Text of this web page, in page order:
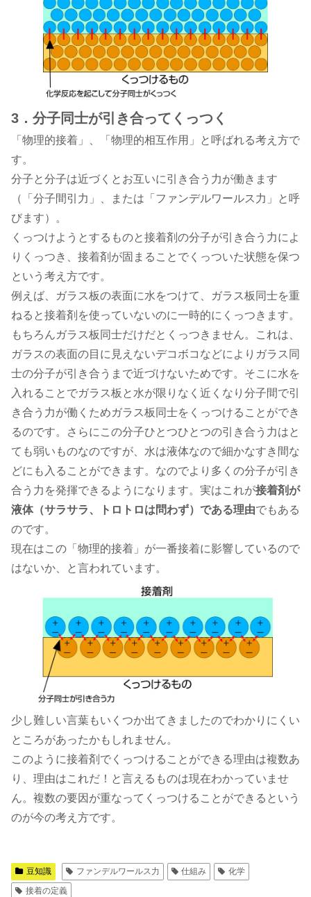
3．分子同士が引き合ってくっつく
「物理的接着」、「物理的相互作用」と呼ばれる考え方で
す。
分子と分子は近づくとお互いに引き合う力が働きます
（「分子間引力」、または「ファンデルワールス力」と呼
びます）。
くっつけようとするものと接着剤の分子が引き合う力によ
りくっつき、接着剤が固まることでくっついた状態を保つ
という考え方です。
例えば、ガラス板の表面に水をつけて、ガラス板同士を重
ねると接着剤を使っていないのに一時的にくっつきます。
もちろんガラス板同士だけだとくっつきません。これは、
ガラスの表面の目に見えないデコボコなどによりガラス同
士の分子が引き合うまで近づけないためです。そこに水を
入れることでガラス板と水が限りなく近くなり分子間で引
き合う力が働くためガラス板同士をくっつけることができ
るのです。さらにこの分子ひとつひとつの引き合う力はと
ても弱いものなのですが、水は液体なので細かなすき間な
どにも入ることができます。なのでより多くの分子が引き
合う力を発揮できるようになります。実はこれが接着剤が
液体（サラサラ、トロトロは問わず）である理由でもある
のです。
現在はこの「物理的接着」が一番接着に影響しているので
はないか、と言われています。
少し難しい言葉もいくつか出てきましたのでわかりにくい
ところがあったかもしれません。
このように接着剤でくっつけることができる理由は複数あ
り、理由はこれだ！と言えるものは現在わかっていませ
ん。複数の要因が重なってくっつけることができるという
のが今の考え方です。
豆知識 ファンデルワールス力 仕組み
化学
接着の定義